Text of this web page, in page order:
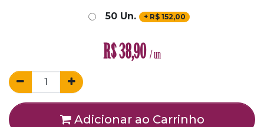
50 Un. + R$ 152,00
R$38,90 / un
Adicionar ao Carrinho